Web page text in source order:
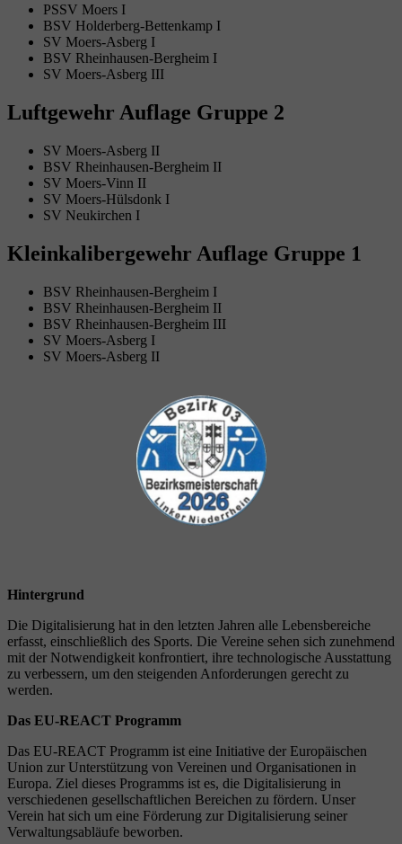
PSSV Moers I
BSV Holderberg-Bettenkamp I
SV Moers-Asberg I
BSV Rheinhausen-Bergheim I
SV Moers-Asberg III
Luftgewehr Auflage Gruppe 2
SV Moers-Asberg II
BSV Rheinhausen-Bergheim II
SV Moers-Vinn II
SV Moers-Hülsdonk I
SV Neukirchen I
Kleinkalibergewehr Auflage Gruppe 1
BSV Rheinhausen-Bergheim I
BSV Rheinhausen-Bergheim II
BSV Rheinhausen-Bergheim III
SV Moers-Asberg I
SV Moers-Asberg II
Hintergrund
Die Digitalisierung hat in den letzten Jahren alle Lebensbereiche
erfasst, einschließlich des Sports. Die Vereine sehen sich zunehmend
mit der Notwendigkeit konfrontiert, ihre technologische Ausstattung
zu verbessern, um den steigenden Anforderungen gerecht zu
werden.
Das EU-REACT Programm
Das EU-REACT Programm ist eine Initiative der Europäischen
Union zur Unterstützung von Vereinen und Organisationen in
Europa. Ziel dieses Programms ist es, die Digitalisierung in
verschiedenen gesellschaftlichen Bereichen zu fördern. Unser
Verein hat sich um eine Förderung zur Digitalisierung seiner
Verwaltungsabläufe beworben.